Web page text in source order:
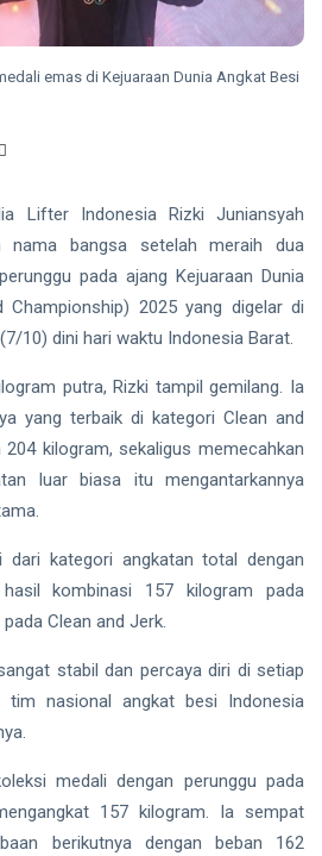
emas di Kejuaraan Dunia Angkat Besi
Lifter Indonesia Rizki Juniansyah
nama bangsa setelah meraih dua
pada ajang Kejuaraan Dunia
Championship) 2025 yang digelar di
10) dini hari waktu Indonesia Barat.
putra, Rizki tampil gemilang. Ia
yang terbaik di kategori Clean and
kilogram, sekaligus memecahkan
luar biasa itu mengantarkannya
dari kategori angkatan total dengan
kombinasi 157 kilogram pada
Clean and Jerk.
stabil dan percaya diri di setiap
tim nasional angkat besi Indonesia
medali dengan perunggu pada
157 kilogram. Ia sempat
berikutnya dengan beban 162